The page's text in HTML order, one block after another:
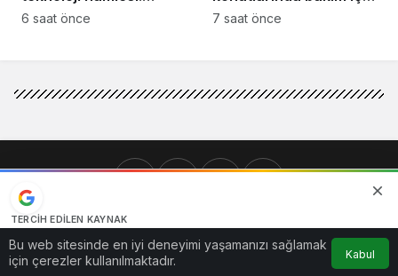
Reveille Forge kuruldu!
6 saat önce
yeni mobil uygulama
7 saat önce
Bu web sitesinde en iyi deneyimi yaşamanızı sağlamak
için çerezler kullanılmaktadır.
Kabul
© Telif Hakkı 2026, Tüm Hakları Saklıdır
TERCIH EDILEN KAYNAK
Kaynağı Ekle